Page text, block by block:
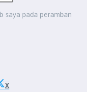
saya pada peramban
X